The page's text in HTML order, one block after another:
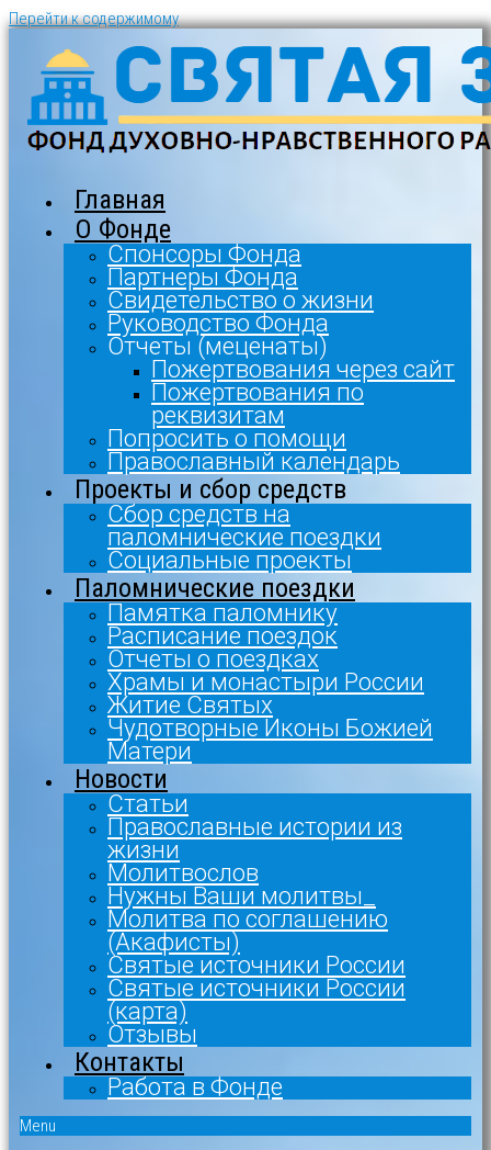
Перейти к содержимому
Главная
О Фонде
Спонсоры Фонда
Партнеры Фонда
Свидетельство о жизни
Руководство Фонда
Отчеты (меценаты)
Пожертвования через сайт
Пожертвования по
реквизитам
Попросить о помощи
Православный календарь
Проекты и сбор средств
Сбор средств на
паломнические поездки
Социальные проекты
Паломнические поездки
Памятка паломнику
Расписание поездок
Отчеты о поездках
Храмы и монастыри России
Житие Святых
Чудотворные Иконы Божией
Матери
Новости
Статьи
Православные истории из
жизни
Молитвослов
Нужны Ваши молитвы_
Молитва по соглашению
(Акафисты)
Святые источники России
Святые источники России
(карта)
Отзывы
Контакты
Работа в Фонде
Menu